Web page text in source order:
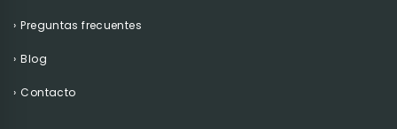
Preguntas frecuentes
Blog
Contacto